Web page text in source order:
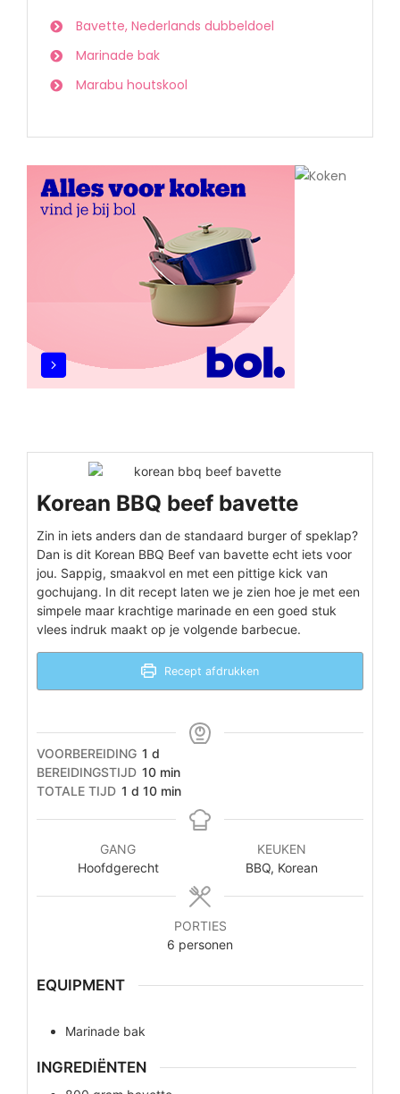
Bavette, Nederlands dubbeldoel
Marinade bak
Marabu houtskool
Korean BBQ beef bavette
Zin in iets anders dan de standaard burger of speklap?
Dan is dit Korean BBQ Beef van bavette echt iets voor
jou. Sappig, smaakvol en met een pittige kick van
gochujang. In dit recept laten we je zien hoe je met een
simpele maar krachtige marinade en een goed stuk
vlees indruk maakt op je volgende barbecue.
Recept afdrukken
VOORBEREIDING 1 dag
d
BEREIDINGSTIJD 10minuten
min
TOTALE TIJD 1 dag
d 10minuten
min
GANG
Hoofdgerecht
KEUKEN
BBQ, Korean
PORTIES
6 personen
EQUIPMENT
Marinade bak
INGREDIËNTEN